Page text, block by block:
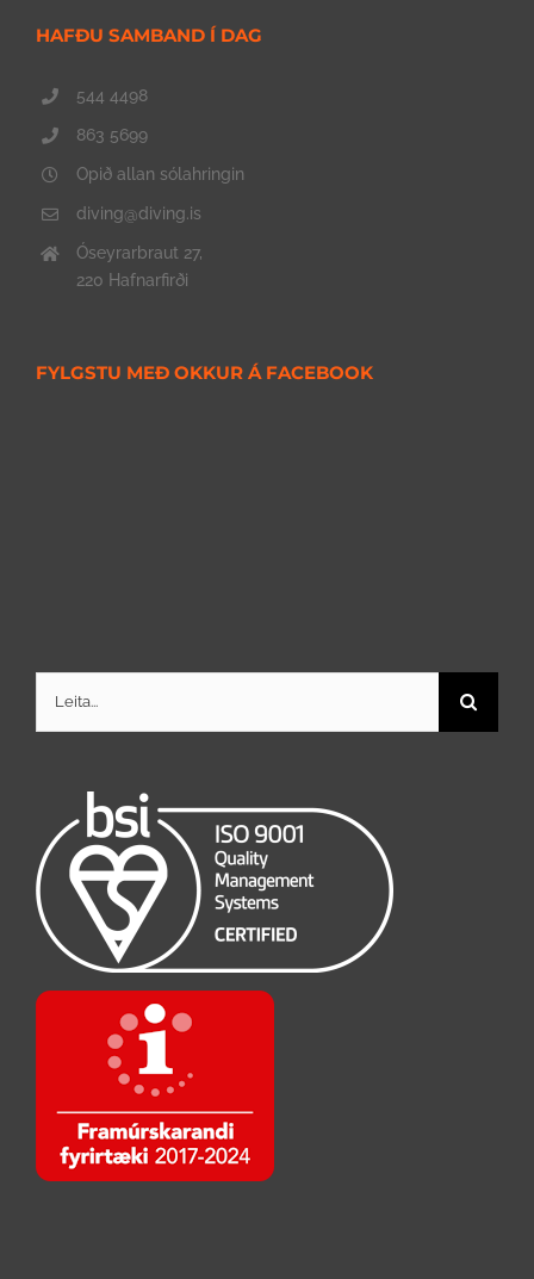
HAFÐU SAMBAND Í DAG
544 4498
863 5699
Opið allan sólahringin
diving@diving.is
Óseyrarbraut 27,
220 Hafnarfirði
FYLGSTU MEÐ OKKUR Á FACEBOOK
Search
for: